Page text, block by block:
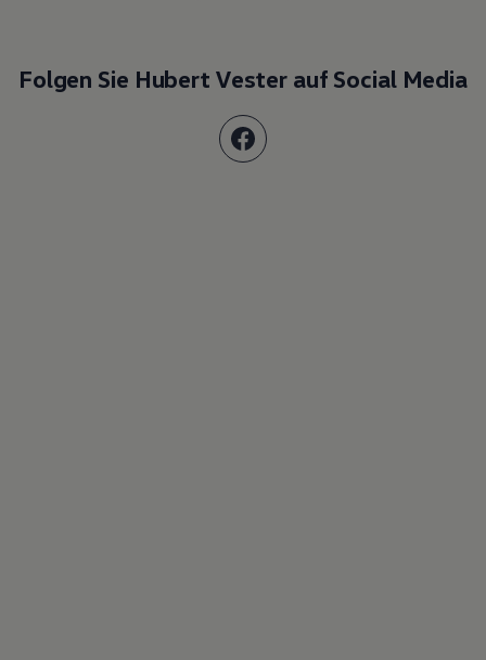
Folgen Sie Hubert Vester auf Social Media